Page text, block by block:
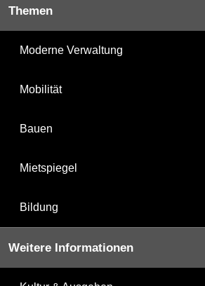
Themen
Moderne Verwaltung
Mobilität
Bauen
Mietspiegel
Bildung
Weitere Informationen